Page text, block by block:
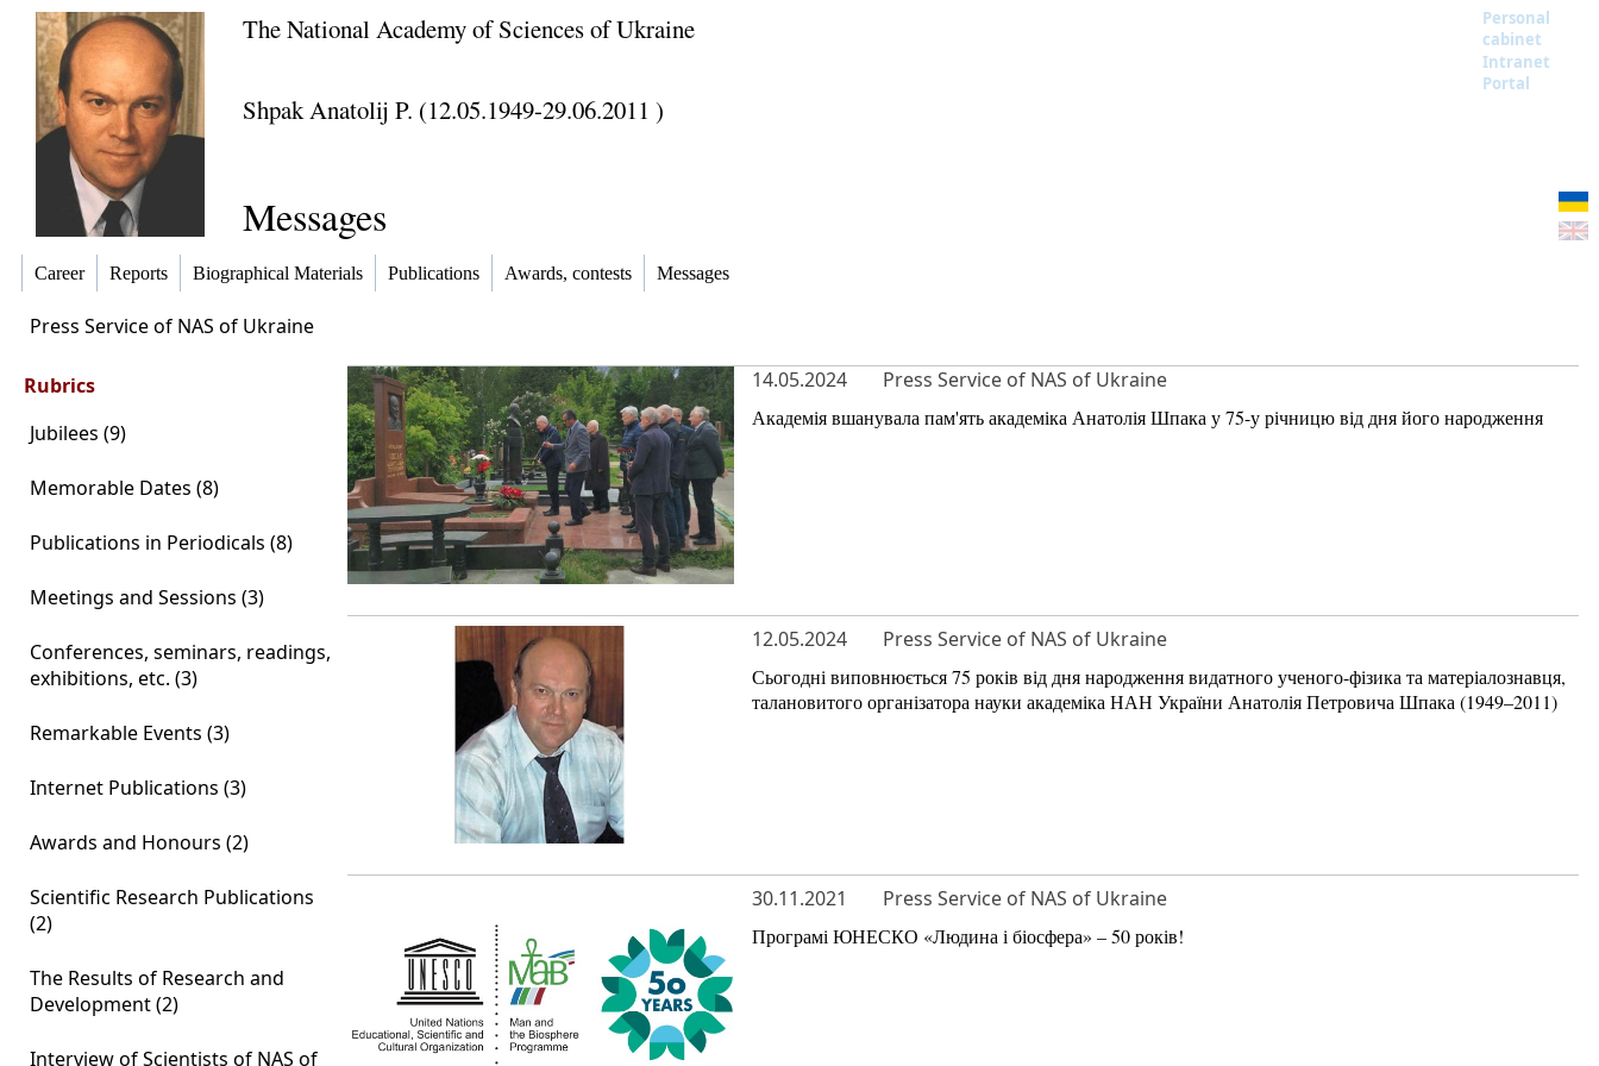
The National Academy of Sciences of Ukraine
Personal
cabinet
Intranet
Portal
Shpak Anatolij P. (12.05.1949-29.06.2011 )
Messages
Career Reports Biographical Materials Publications Awards, contests Messages
Press Service of NAS of Ukraine
Rubrics
Jubilees (9)
Memorable Dates (8)
Publications in Periodicals (8)
Meetings and Sessions (3)
Conferences, seminars, readings,
exhibitions, etc. (3)
Remarkable Events (3)
Internet Publications (3)
Awards and Honours (2)
Scientific Research Publications
(2)
The Results of Research and
Development (2)
Interview of Scientists of NAS of
14.05.2024 Press Service of NAS of Ukraine
Академія вшанувала пам'ять академіка Анатолія Шпака у 75-у річницю від дня його народження
12.05.2024 Press Service of NAS of Ukraine
Сьогодні виповнюється 75 років від дня народження видатного ученого-фізика та матеріалознавця,
талановитого організатора науки академіка НАН України Анатолія Петровича Шпака (1949–2011)
30.11.2021 Press Service of NAS of Ukraine
Програмі ЮНЕСКО «Людина і біосфера» – 50 років!